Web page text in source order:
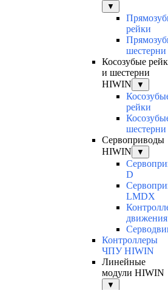
▼
рейки
шестерни
Косозубые
и шестерни
HIWIN
▼
рейки
шестерни
Сервоприводы
HIWIN
▼
D
LMDX
движения
Контроллеры
ЧПУ HIWIN
Линейные
модули HIWIN
▼